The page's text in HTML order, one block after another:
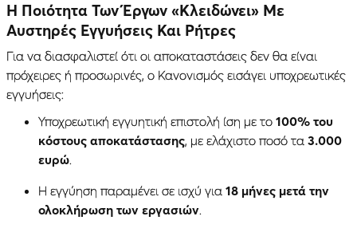
Η Ποιότητα Των Έργων «Κλειδώνει» Με
Αυστηρές Εγγυήσεις Και Ρήτρες
Για να διασφαλιστεί ότι οι αποκαταστάσεις δεν θα είναι
πρόχειρες ή προσωρινές, ο Κανονισμός εισάγει υποχρεωτικές
εγγυήσεις:
Υποχρεωτική εγγυητική επιστολή ίση με το 100% του
κόστους αποκατάστασης, με ελάχιστο ποσό τα 3.000
ευρώ.
Η εγγύηση παραμένει σε ισχύ για 18 μήνες μετά την
ολοκλήρωση των εργασιών.